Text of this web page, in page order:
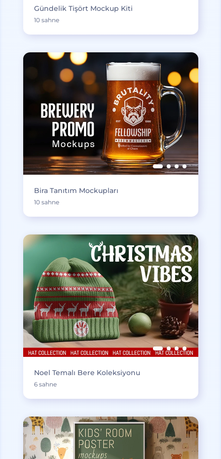
Gündelik Tişört Mockup Kiti
10 sahne
Bira Tanıtım Mockupları
10 sahne
Noel Temalı Bere Koleksiyonu
6 sahne